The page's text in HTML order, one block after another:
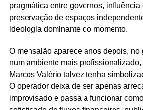
pragmática entre governos, influência
preservação de espaços
ideologia dominante do momento.
O mensalão aparece anos depois, no
num ambiente mais
Marcos Valério talvez tenha
O operador deixa de ser apenas
improvisado e passa a funcionar